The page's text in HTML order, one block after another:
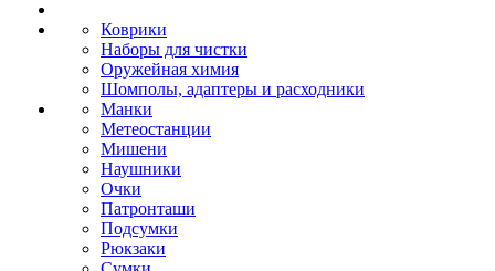
Коврики
Наборы для чистки
Оружейная химия
Шомполы, адаптеры и расходники
Манки
Метеостанции
Мишени
Наушники
Очки
Патронташи
Подсумки
Рюкзаки